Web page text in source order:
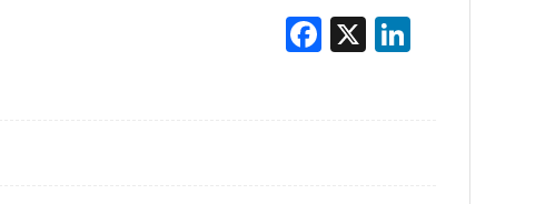
Facebook
X LinkedIn